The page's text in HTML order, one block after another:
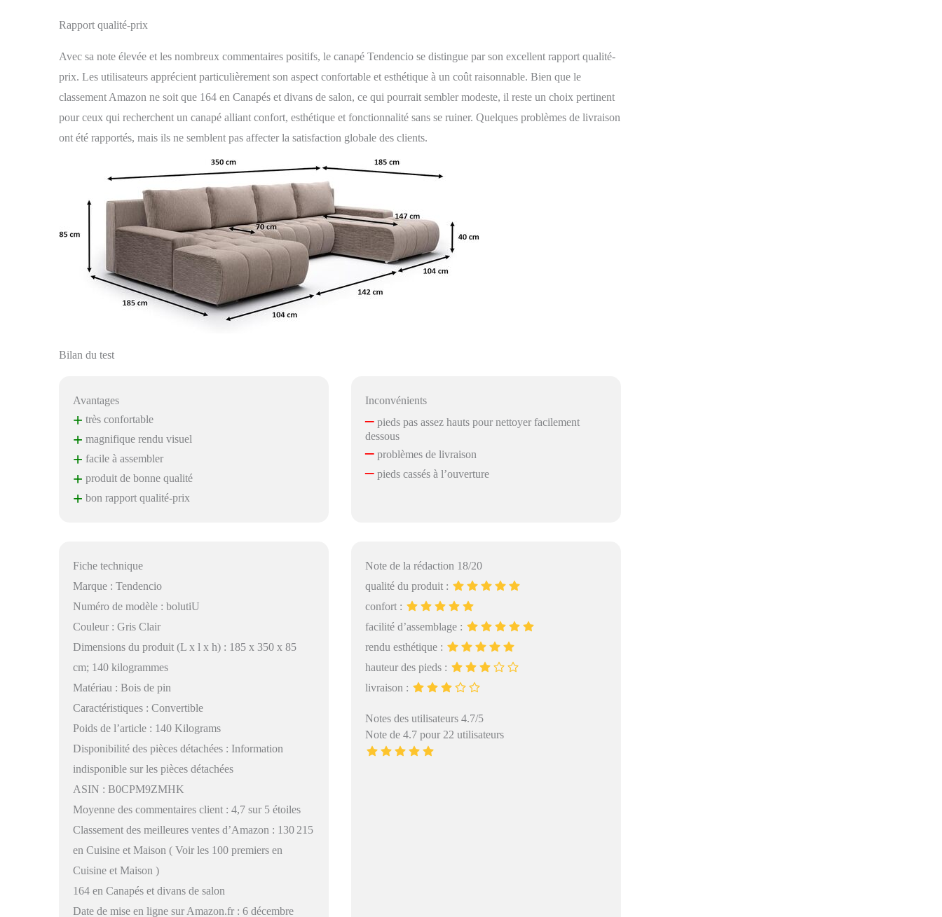
Rapport qualité-prix
Avec sa note élevée et les nombreux commentaires positifs, le canapé Tendencio se distingue par son excellent rapport qualité-
prix. Les utilisateurs apprécient particulièrement son aspect confortable et esthétique à un coût raisonnable. Bien que le
classement Amazon ne soit que 164 en Canapés et divans de salon, ce qui pourrait sembler modeste, il reste un choix pertinent
pour ceux qui recherchent un canapé alliant confort, esthétique et fonctionnalité sans se ruiner. Quelques problèmes de livraison
ont été rapportés, mais ils ne semblent pas affecter la satisfaction globale des clients.
Bilan du test
Avantages
+ très confortable
+ magnifique rendu visuel
+ facile à assembler
+ produit de bonne qualité
+ bon rapport qualité-prix
Inconvénients
– pieds pas assez hauts pour nettoyer facilement
dessous
– problèmes de livraison
– pieds cassés à l’ouverture
Fiche technique
Marque : Tendencio
Numéro de modèle : bolutiU
Couleur : Gris Clair
Dimensions du produit (L x l x h) : 185 x 350 x 85
cm; 140 kilogrammes
Matériau : Bois de pin
Caractéristiques : Convertible
Poids de l’article : 140 Kilograms
Disponibilité des pièces détachées : Information
indisponible sur les pièces détachées
ASIN : B0CPM9ZMHK
Moyenne des commentaires client : 4,7 sur 5 étoiles
Classement des meilleures ventes d’Amazon : 130 215
en Cuisine et Maison ( Voir les 100 premiers en
Cuisine et Maison )
164 en Canapés et divans de salon
Date de mise en ligne sur Amazon.fr : 6 décembre
Note de la rédaction 18/20
qualité du produit :
confort :
facilité d’assemblage :
rendu esthétique :
hauteur des pieds :
livraison :
Notes des utilisateurs 4.7/5
Note de 4.7 pour 22 utilisateurs